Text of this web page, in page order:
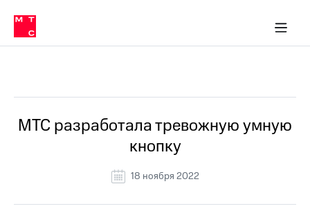
Медиа-центр
и акционерам
Устойчивое развитие
Комплаенс и деловая этика
компании
Карьера
История
Руководство
в МТС
Пресс-
релизы
о технологиях
МТС разработала тревожную умную
кнопку
18 ноября 2022